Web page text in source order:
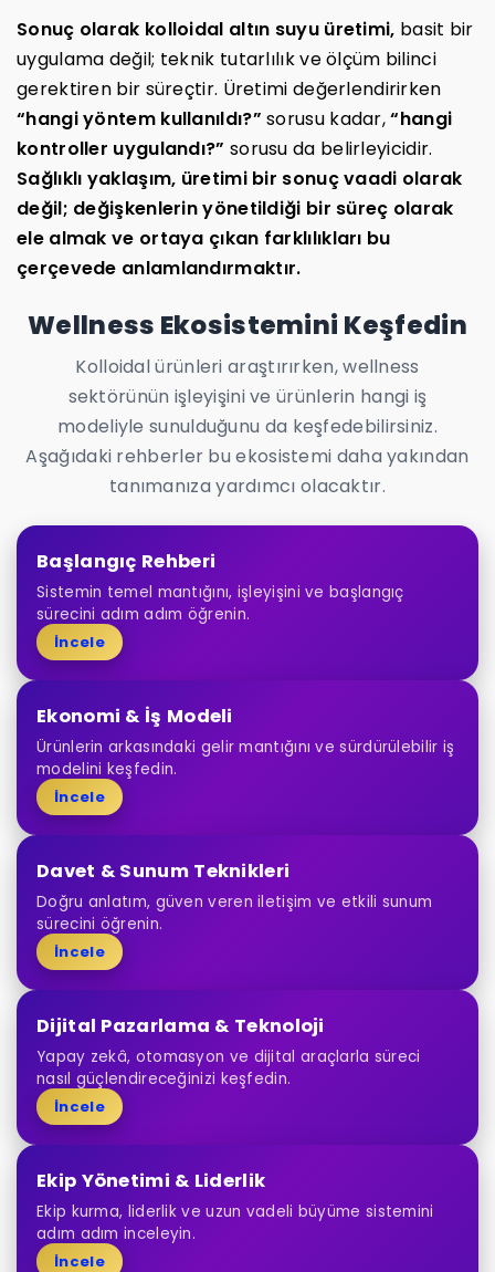
Sonuç olarak kolloidal altın suyu üretimi, basit bir
uygulama değil; teknik tutarlılık ve ölçüm bilinci
gerektiren bir süreçtir. Üretimi değerlendirirken
“hangi yöntem kullanıldı?” sorusu kadar,“hangi
kontroller uygulandı?” sorusu da belirleyicidir.
Sağlıklı yaklaşım, üretimi bir sonuç vaadi olarak
değil; değişkenlerin yönetildiği bir süreç olarak
ele almak ve ortaya çıkan farklılıkları bu
çerçevede anlamlandırmaktır.
Wellness Ekosistemini Keşfedin
Kolloidal ürünleri araştırırken, wellness
sektörünün işleyişini ve ürünlerin hangi iş
modeliyle sunulduğunu da keşfedebilirsiniz.
Aşağıdaki rehberler bu ekosistemi daha yakından
tanımanıza yardımcı olacaktır.
Başlangıç Rehberi
Sistemin temel mantığını, işleyişini ve başlangıç
sürecini adım adım öğrenin.
İncele
Ekonomi & İş Modeli
Ürünlerin arkasındaki gelir mantığını ve sürdürülebilir iş
modelini keşfedin.
İncele
Davet & Sunum Teknikleri
Doğru anlatım, güven veren iletişim ve etkili sunum
sürecini öğrenin.
İncele
Dijital Pazarlama & Teknoloji
Yapay zekâ, otomasyon ve dijital araçlarla süreci
nasıl güçlendireceğinizi keşfedin.
İncele
Ekip Yönetimi & Liderlik
Ekip kurma, liderlik ve uzun vadeli büyüme sistemini
adım adım inceleyin.
İncele